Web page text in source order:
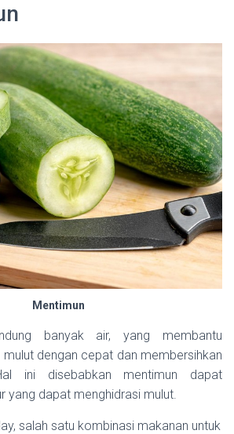
Mentimun
banyak air, yang membantu
mulut dengan cepat dan membersihkan
ini disebabkan mentimun dapat
yang dapat menghidrasi mulut.
salah satu kombinasi makanan untuk